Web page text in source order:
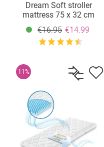
Dream Soft stroller
mattress 75 x 32 cm
€16.95 €14.99
11%